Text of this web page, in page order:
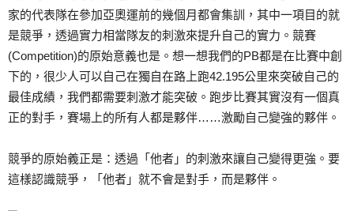
家的代表隊在參加亞奧運前的幾個月都會集訓，其中一項目的就
是競爭，透過實力相當隊友的刺激來提升自己的實力。競賽
(Competition)的原始意義也是。想一想我們的PB都是在比賽中創
下的，很少人可以自己在獨自在路上跑42.195公里來突破自己的
最佳成績，我們都需要刺激才能突破。跑步比賽其實沒有一個真
正的對手，賽場上的所有人都是夥伴……激勵自己變強的夥伴。
競爭的原始義正是：透過「他者」的刺激來讓自己變得更強。要
這樣認識競爭，「他者」就不會是對手，而是夥伴。